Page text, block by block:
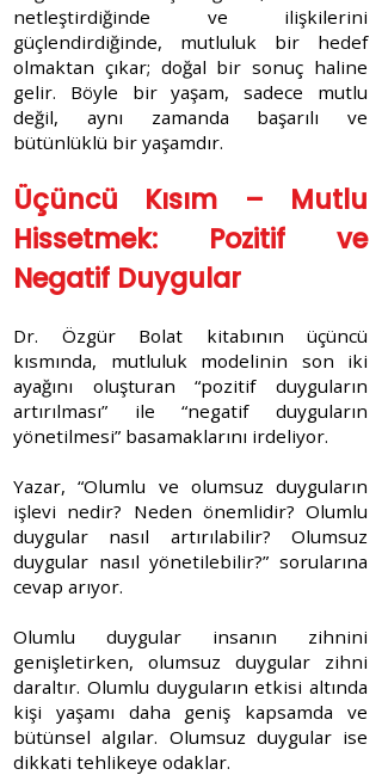
netleştirdiğinde ve ilişkilerini
güçlendirdiğinde, mutluluk bir hedef
olmaktan çıkar; doğal bir sonuç haline
gelir. Böyle bir yaşam, sadece mutlu
değil, aynı zamanda başarılı ve
bütünlüklü bir yaşamdır.
Üçüncü Kısım – Mutlu
Hissetmek: Pozitif ve
Negatif Duygular
Dr. Özgür Bolat kitabının üçüncü
kısmında, mutluluk modelinin son iki
ayağını oluşturan “pozitif duyguların
artırılması” ile “negatif duyguların
yönetilmesi” basamaklarını irdeliyor.
Yazar, “Olumlu ve olumsuz duyguların
işlevi nedir? Neden önemlidir? Olumlu
duygular nasıl artırılabilir? Olumsuz
duygular nasıl yönetilebilir?” sorularına
cevap arıyor.
Olumlu duygular insanın zihnini
genişletirken, olumsuz duygular zihni
daraltır. Olumlu duyguların etkisi altında
kişi yaşamı daha geniş kapsamda ve
bütünsel algılar. Olumsuz duygular ise
dikkati tehlikeye odaklar.